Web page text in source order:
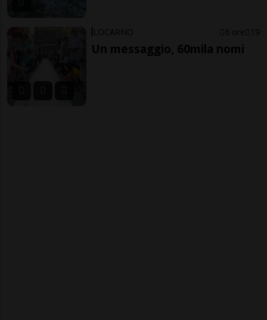
LOCARNO 6 ore 19
Un messaggio, 60mila nomi